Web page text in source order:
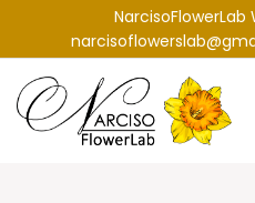
NarcisoFlowerLab